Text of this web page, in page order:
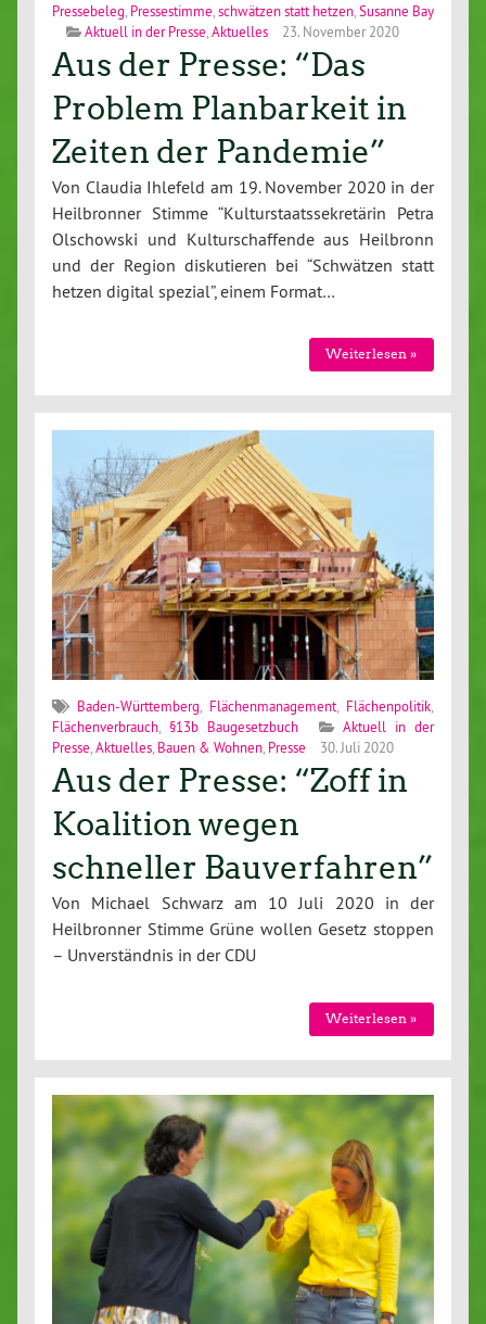
Pressebeleg Pressestimme schwätzen statt hetzen Susanne Bay
Aktuell in der Presse Aktuelles 23. November 2020
Aus der Presse: “Das
Problem Planbarkeit in
Zeiten der Pandemie”
Von Claudia Ihlefeld am 19. November 2020 in der
Heilbronner Stimme “Kulturstaatssekretärin Petra
Olschowski und Kulturschaffende aus Heilbronn
und der Region diskutieren bei “Schwätzen statt
hetzen digital spezial”, einem Format…
Weiterlesen »
Baden-Württemberg, Flächenmanagement, Flächenpolitik,
Flächenverbrauch,§13b Baugesetzbuch
Aktuell in der
Presse,Aktuelles, Bauen & Wohnen, Presse 30. Juli 2020
Aus der Presse: “Zoff in
Koalition wegen
schneller Bauverfahren”
Von Michael Schwarz am 10 Juli 2020 in der
Heilbronner Stimme Grüne wollen Gesetz stoppen
– Unverständnis in der CDU
Weiterlesen »